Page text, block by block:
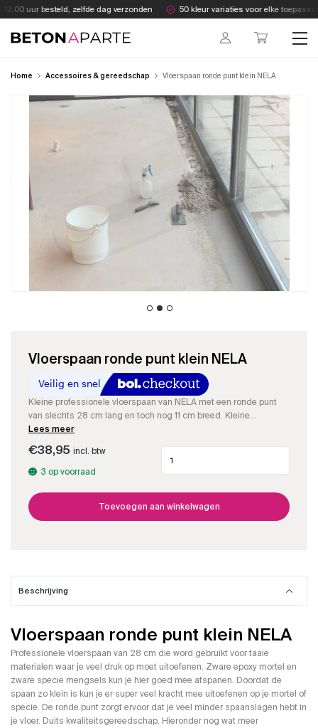
Skip
to
content
uur besteld, zelfde dag verzonden 50 kleur variaties voor elke toepassing
Beton Aparte
Home Accessoires & gereedschap Vloerspaan ronde punt klein NELA
Vloerspaan ronde punt klein NELA
Kleine professionele vloerspaan van NELA met een ronde punt
van slechts 28 cm lang en toch nog 11 cm breed. Kleine
krachtpatser die super stevig is.
Lees meer
€38,95 incl. btw
3 op voorraad
ronde
punt
aantal
Toevoegen aan winkelwagen
Beschrijving
Vloerspaan ronde punt klein NELA
Professionele vloerspaan van 28 cm die word gebruikt voor taaie
materialen waar je veel druk op moet uitoefenen. Zware epoxy mortel en
zware specie mengsels kun je hier goed mee afspanen. Doordat de
spaan zo klein is kun je er super veel kracht mee uitoefenen op je mortel of
specie. De ronde punt zorgt ervoor dat je veel minder spaanslagen hebt in
je vloer. Duits kwaliteitsgereedschap. Hieronder nog wat meer